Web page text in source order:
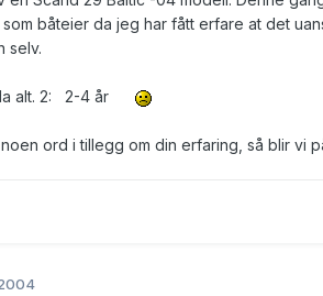
båteier da jeg har fått erfare at det
selv.
alt. 2: 2-4 år
ord i tillegg om din erfaring, så blir